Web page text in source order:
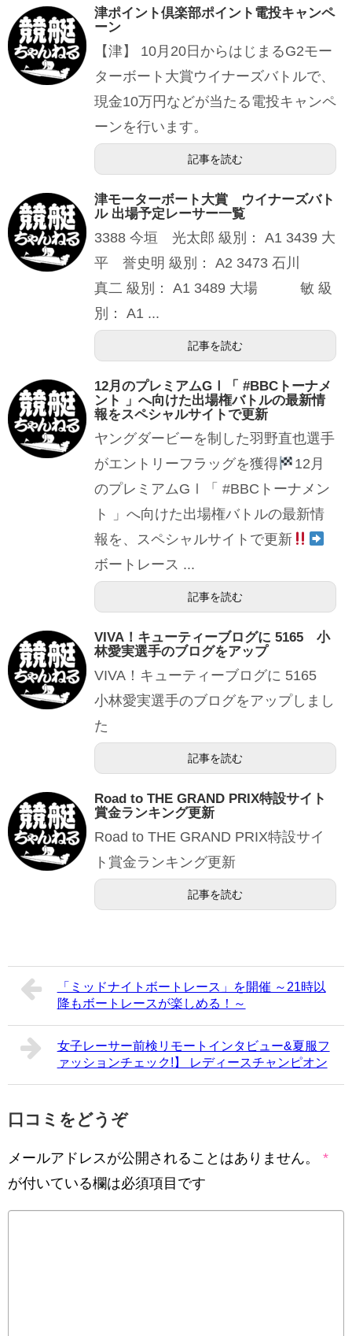
津ポイント倶楽部ポイント電投キャンペ
ーン
【津】 10月20日からはじまるG2モー
ターボート大賞ウイナーズバトルで、
現金10万円などが当たる電投キャンペ
ーンを行います。
記事を読む
津モーターボート大賞 ウイナーズバト
ル 出場予定レーサー一覧
3388 今垣 光太郎 級別： A1 3439 大
平 誉史明 級別： A2 3473 石川
真二 級別： A1 3489 大場 敏 級
別： A1 ...
記事を読む
12月のプレミアムGⅠ「 #BBCトーナメ
ント 」へ向けた出場権バトルの最新情
報をスペシャルサイトで更新
ヤングダービーを制した羽野直也選手
がエントリーフラッグを獲得
12月
のプレミアムGⅠ「 #BBCトーナメン
ト 」へ向けた出場権バトルの最新情
報を、スペシャルサイトで更新
ボートレース ...
記事を読む
VIVA！キューティーブログに 5165 小
林愛実選手のブログをアップ
VIVA！キューティーブログに 5165
小林愛実選手のブログをアップしまし
た
記事を読む
Road to THE GRAND PRIX特設サイト
賞金ランキング更新
Road to THE GRAND PRIX特設サイ
ト賞金ランキング更新
記事を読む
「ミッドナイトボートレース」を開催 ～21時以
降もボートレースが楽しめる！～
女子レーサー前検リモートインタビュー&夏服フ
ァッションチェック!】 レディースチャンピオン
口コミをどうぞ
メールアドレスが公開されることはありません。
*
が付いている欄は必須項目です